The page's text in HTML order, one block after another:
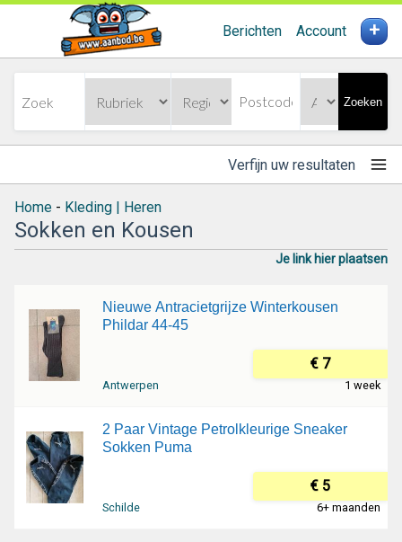
Berichten Account +
Zoeken
Verfijn uw resultaten
Home - Kleding | Heren
Sokken en Kousen
Je link hier plaatsen
Nieuwe Antracietgrijze Winterkousen
Phildar 44-45
€ 7
Antwerpen 1 week
2 Paar Vintage Petrolkleurige Sneaker
Sokken Puma
€ 5
Schilde 6+ maanden